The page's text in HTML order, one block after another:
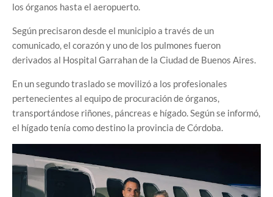
los órganos hasta el aeropuerto.
Según precisaron desde el municipio a través de un
comunicado, el corazón y uno de los pulmones fueron
derivados al Hospital Garrahan de la Ciudad de Buenos Aires.
En un segundo traslado se movilizó a los profesionales
pertenecientes al equipo de procuración de órganos,
transportándose riñones, páncreas e hígado. Según se informó,
el hígado tenía como destino la provincia de Córdoba.